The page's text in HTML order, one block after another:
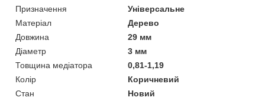
Призначення
Універсальне
Матеріал
Дерево
Довжина
29 мм
Діаметр
3 мм
Товщина медіатора
0,81-1,19
Колір
Коричневий
Стан
Новий